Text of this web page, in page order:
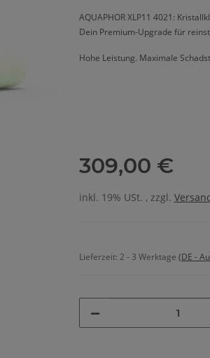
AQUAPHOR XLP11 4021:
Dein Premium-Upgrade für
Hohe Leistung. Maximale
309,00 €
inkl. 19% USt. , zzgl.
Lieferzeit: 2 - 3 Werktage (DE -